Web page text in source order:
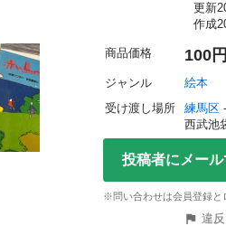
更新
作成
商品価格 100円
ジャンル
絵本
受け渡し場所
練馬区
西武池
投稿者にメー
※問い合わせは会員登録と
違